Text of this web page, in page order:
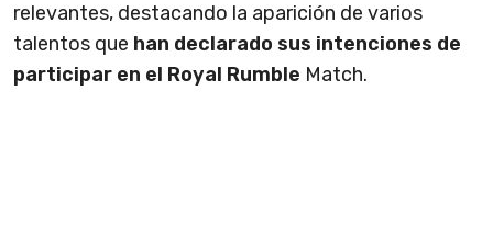
relevantes, destacando la aparición de varios
talentos que han declarado sus intenciones de
participar en el Royal Rumble Match.